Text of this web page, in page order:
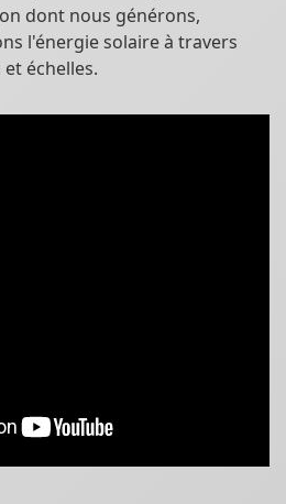
dont nous générons,
l'énergie solaire à travers
échelles.